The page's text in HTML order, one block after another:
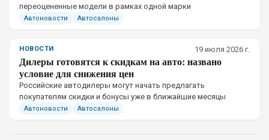
переоцененные модели в рамках одной марки
Автоновости Автосалоны
НОВОСТИ 19 июля 2026 г.
Дилеры готовятся к скидкам на авто: названо
условие для снижения цен
Российские автодилеры могут начать предлагать
покупателям скидки и бонусы уже в ближайшие месяцы
Автоновости Автосалоны